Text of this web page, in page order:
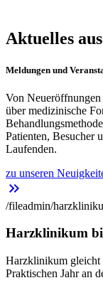
Aktuelles
Meldungen und
Von
über medizinische
Patienten, Besucher
Laufenden.
zu unseren
keyboard_double_arrow_right
/fileadmin/
Harzklinikum
Harzklinikum gleicht
Praktischen Jahr an